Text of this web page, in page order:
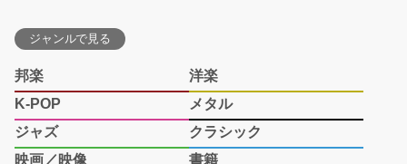
ジャンルで見る
邦楽
洋楽
K-POP
メタル
ジャズ
クラシック
映画／映像
書籍